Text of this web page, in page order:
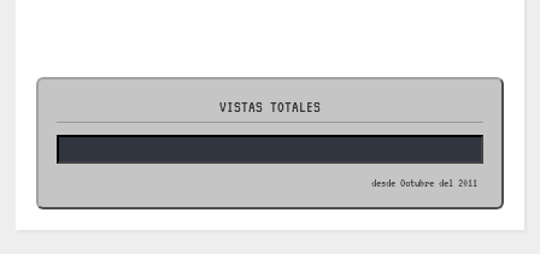
VISTAS TOTALES
desde Octubre del 2011